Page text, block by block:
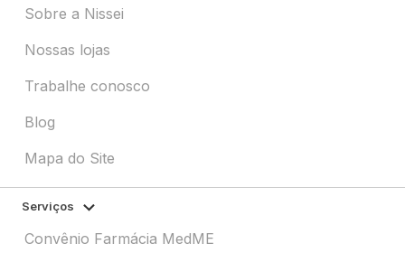
Sobre a Nissei
Nossas lojas
Trabalhe conosco
Blog
Mapa do Site
Serviços
Convênio Farmácia MedME